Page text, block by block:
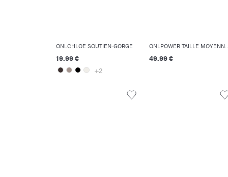
ONLCHLOE SOUTIEN-GORGE
19.99 €
+2
49.99 €